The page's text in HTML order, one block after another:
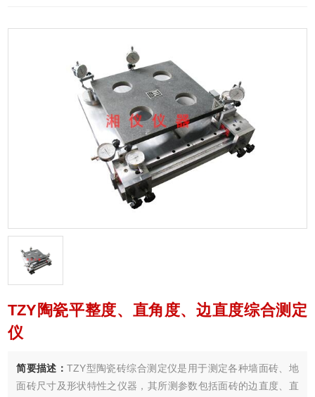
TZY陶瓷平整度、直角度、边直度综合测定
仪
简要描述：TZY型陶瓷砖综合测定仪是用于测定各种墙面砖、地
面砖尺寸及形状特性之仪器，其所测参数包括面砖的边直度、直